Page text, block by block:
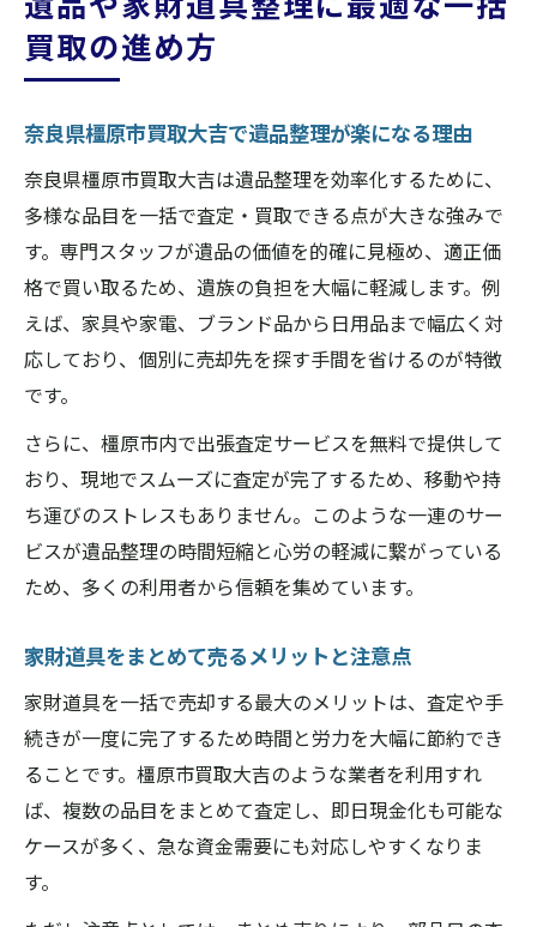
買取の進め方
奈良県橿原市買取大吉で遺品整理が楽になる理由
奈良県橿原市買取大吉は遺品整理を効率化するために、
多様な品目を一括で査定・買取できる点が大きな強みで
す。専門スタッフが遺品の価値を的確に見極め、適正価
格で買い取るため、遺族の負担を大幅に軽減します。例
えば、家具や家電、ブランド品から日用品まで幅広く対
応しており、個別に売却先を探す手間を省けるのが特徴
です。
さらに、橿原市内で出張査定サービスを無料で提供して
おり、現地でスムーズに査定が完了するため、移動や持
ち運びのストレスもありません。このような一連のサー
ビスが遺品整理の時間短縮と心労の軽減に繋がっている
ため、多くの利用者から信頼を集めています。
家財道具をまとめて売るメリットと注意点
家財道具を一括で売却する最大のメリットは、査定や手
続きが一度に完了するため時間と労力を大幅に節約でき
ることです。橿原市買取大吉のような業者を利用すれ
ば、複数の品目をまとめて査定し、即日現金化も可能な
ケースが多く、急な資金需要にも対応しやすくなりま
す。